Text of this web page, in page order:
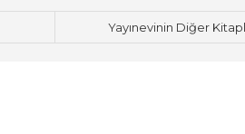
Yayınevinin Diğer